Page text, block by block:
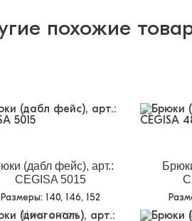
похожие
(дабл фейс), арт.:
CEGISA 5015
Размеры: 140, 146, 152
Цена оптом